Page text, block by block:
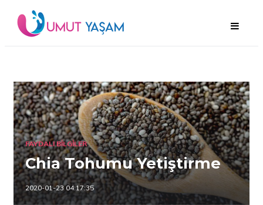
FAYDALI BILGILER
Chia Tohumu Yetiştirme
2020-01-23 04:17:35